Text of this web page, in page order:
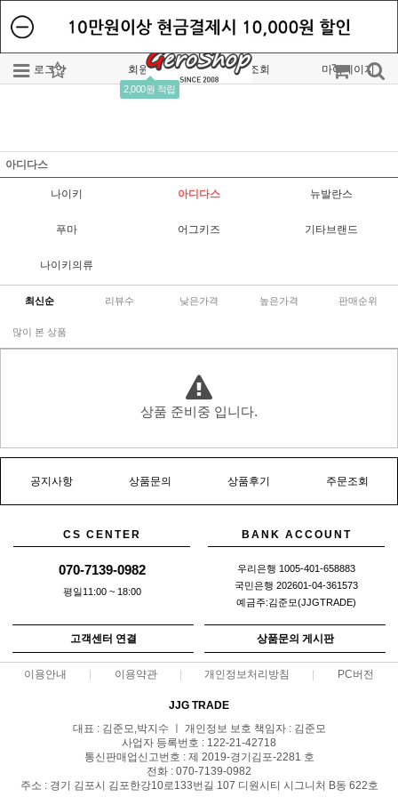
로그인 회원가입
2,000원 적립
주문조회 마이페이지
아디다스
나이키 아디다스 뉴발란스
푸마 어그키즈 기타브랜드
나이키의류
최신순 리뷰수 낮은가격 높은가격 판매순위
많이 본 상품
상품 준비중 입니다.
공지사항 상품문의 상품후기 주문조회
CS CENTER
070-7139-0982
평일11:00 ~ 18:00
BANK ACCOUNT
우리은행 1005-401-658883
국민은행 202601-04-361573
예금주:김준모(JJGTRADE)
고객센터 연결 상품문의 게시판
이용안내 이용약관 개인정보처리방침 PC버전
JJG TRADE
대표 : 김준모,박지수 ㅣ 개인정보 보호 책임자 : 김준모
사업자 등록번호 : 122-21-42718
통신판매업신고번호 : 제 2019-경기김포-2281 호
전화 : 070-7139-0982
주소 : 경기 김포시 김포한강10로133번길 107 디원시티 시그니처 B동 622호